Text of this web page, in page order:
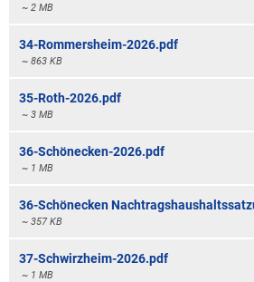
~ 2 MB
34-Rommersheim-2026.pdf
~ 863 KB
35-Roth-2026.pdf
~ 3 MB
36-Schönecken-2026.pdf
~ 1 MB
36-Schönecken
~ 357 KB
37-Schwirzheim-2026.pdf
~ 1 MB